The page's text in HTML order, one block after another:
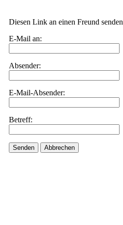
Diesen Link an einen Freund senden
E-Mail an:
Absender:
E-Mail-Absender:
Betreff:
Senden Abbrechen